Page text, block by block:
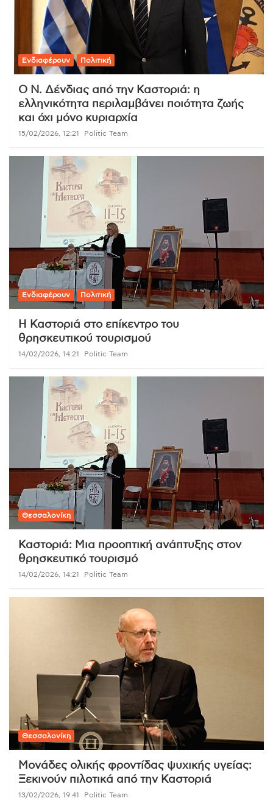
Ενδιαφέρουν Πολιτική
Ο Ν. Δένδιας από την Καστοριά: η
ελληνικότητα περιλαμβάνει ποιότητα ζωής
και όχι μόνο κυριαρχία
15/02/2026, 12:21 Politic Team
Ενδιαφέρουν Πολιτική
Η Καστοριά στο επίκεντρο του
θρησκευτικού τουρισμού
14/02/2026, 14:21 Politic Team
Θεσσαλονίκη
Καστοριά: Μια προοπτική ανάπτυξης στον
θρησκευτικό τουρισμό
14/02/2026, 14:21 Politic Team
Θεσσαλονίκη
Μονάδες ολικής φροντίδας ψυχικής υγείας:
Ξεκινούν πιλοτικά από την Καστοριά
13/02/2026, 19:41 Politic Team